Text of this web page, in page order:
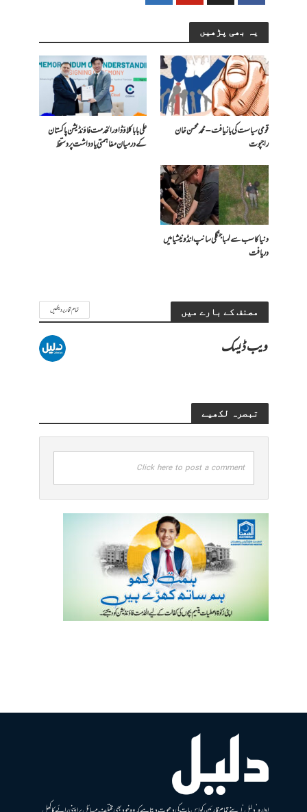
یہ بھی پڑھیں
قومی سیاست کی بازیافت – محمد محسن خان
راجپوت
علی بابا کلاؤڈ اور الخدمت فاؤنڈیشن پاکستان
کے درمیان مفاہمتی یادداشت پر دستخط
دنیا کا سب سے لمبا جنگلی سانپ انڈونیشیا میں
دریافت
مصنف کے بارے میں تمام تحاریر دیکھیں
ویب ڈیسک
تبصرہ لکھیے
Click here to post a comment